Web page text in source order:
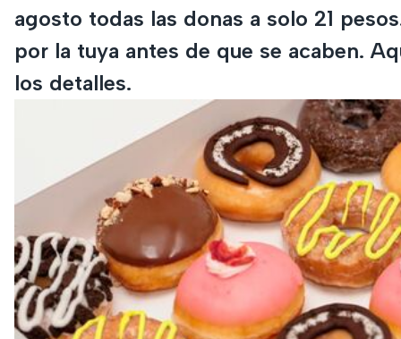
agosto todas las donas a solo 21
por la tuya antes de que se acaben.
los detalles.